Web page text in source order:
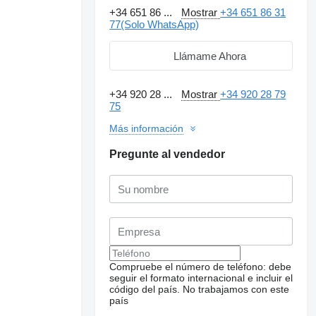
+34 651 86 ... Mostrar+34 651 86 31
77(Solo WhatsApp)
Llámame Ahora
+34 920 28 ... Mostrar+34 920 28 79
75
Más información
Pregunte al vendedor
Compruebe el número de teléfono: debe
seguir el formato internacional e incluir el
código del país. No trabajamos con este
país